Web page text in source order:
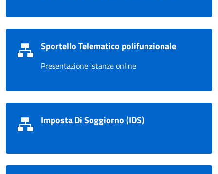
Sportello Telematico polifunzionale
Presentazione istanze online
Imposta Di Soggiorno (IDS)